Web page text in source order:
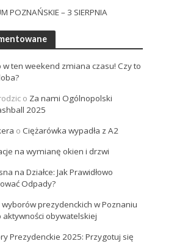
POZNAŃSKIE – 3 SIERPNIA
w ten weekend zmiana czasu! Czy to
o Za nami Ogólnopolski
2025
o Ciężarówka wypadła z A2
na wymianę okien i drzwi
na Działce: Jak Prawidłowo
Odpady?
wyborów prezydenckich w Poznaniu
aktywności obywatelskiej
Prezydenckie 2025: Przygotuj się